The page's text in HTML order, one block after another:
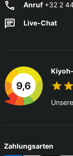
Anruf+32 2
Live-Chat
9,6
Zahlungsarten